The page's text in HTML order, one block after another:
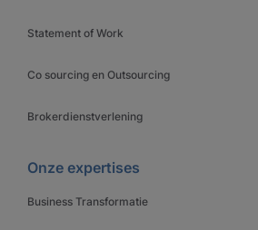
Statement of Work
Co sourcing en Outsourcing
Brokerdienstverlening
Onze expertises
Business Transformatie